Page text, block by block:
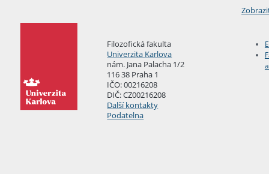
Filozofická fakulta
Univerzita Karlova
nám. Jana Palacha 1/2
116 38 Praha 1
IČO: 00216208
DIČ: CZ00216208
Další kontakty
Podatelna